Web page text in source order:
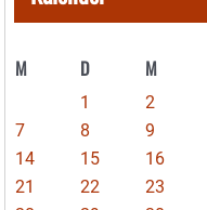
M D M
1 2
7
8 9
14
15 16
21
22 23